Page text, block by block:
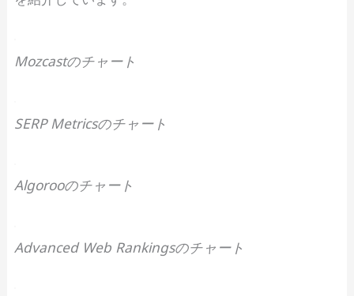
Mozcastのチャート
SERP Metricsのチャート
Algorooのチャート
Advanced Web Rankingsのチャート